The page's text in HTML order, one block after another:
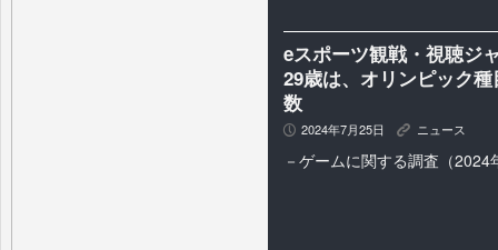
eスポーツ観戦・視聴ジ
29歳は、オリンピック
数
P 2024年7月25日 K ニュース
－ゲームに関する調査（